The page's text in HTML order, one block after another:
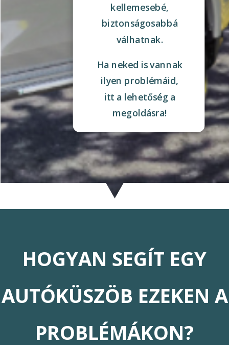
kellemesebé,
biztonságosabbá
válhatnak.
Ha neked is vannak
ilyen problémáid,
itt a lehetőség a
megoldásra!
HOGYAN SEGÍT EGY
AUTÓKÜSZÖB EZEKEN A
PROBLÉMÁKON?